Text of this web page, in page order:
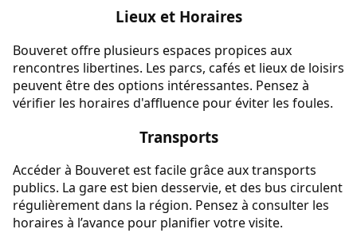
Lieux et Horaires
Bouveret offre plusieurs espaces propices aux
rencontres libertines. Les parcs, cafés et lieux de loisirs
peuvent être des options intéressantes. Pensez à
vérifier les horaires d'affluence pour éviter les foules.
Transports
Accéder à Bouveret est facile grâce aux transports
publics. La gare est bien desservie, et des bus circulent
régulièrement dans la région. Pensez à consulter les
horaires à l’avance pour planifier votre visite.